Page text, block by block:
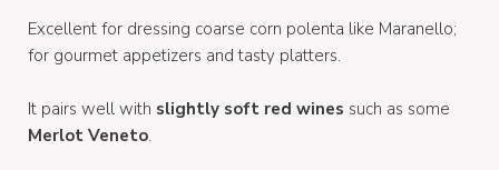
Excellent for dressing coarse corn polenta like Maranello;
for gourmet appetizers and tasty platters.
It pairs well with slightly soft red wines such as some
Merlot Veneto.